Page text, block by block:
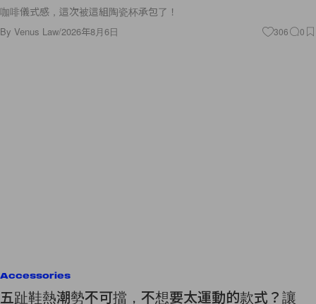
咖啡儀式感，這次被這組陶瓷杯承包了！
By Venus Law/2026年8月6日 306 0
Accessories
五趾鞋熱潮勢不可擋，不想要太運動的款式？讓